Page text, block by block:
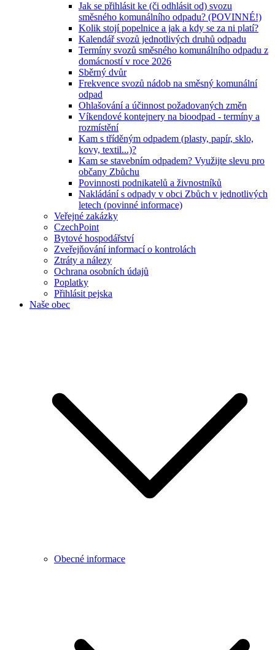
Jak se přihlásit ke (či odhlásit od) svozu
směsného komunálního odpadu? (POVINNÉ!)
Kolik stojí popelnice a jak a kdy se za ni platí?
Kalendář svozů jednotlivých druhů odpadu
Termíny svozů směsného komunálního odpadu z
domácností v roce 2026
Sběrný dvůr
Frekvence svozů nádob na směsný komunální
odpad
Ohlašování a účinnost požadovaných změn
Víkendové kontejnery na bioodpad - termíny a
rozmístění
Kam s tříděným odpadem (plasty, papír, sklo,
kovy, textil...)?
Kam se stavebním odpadem? Využijte slevu pro
občany Zbůchu
Povinnosti podnikatelů a živnostníků
Nakládání s odpady v obci Zbůch v jednotlivých
letech (povinné informace)
Veřejné zakázky
CzechPoint
Bytové hospodářství
Zveřejňování informací o kontrolách
Ztráty a nálezy
Ochrana osobních údajů
Poplatky
Přihlásit pejska
Naše obec
Obecné informace